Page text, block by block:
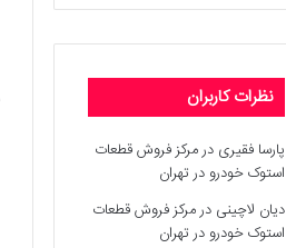
نظرات کاربران
پارسا فقیری درمرکز فروش قطعات
استوک خودرو در تهران
دیان لاچینی درمرکز فروش قطعات
استوک خودرو در تهران